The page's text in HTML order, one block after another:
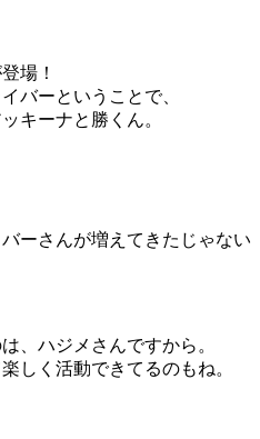
場！
バーということで、
キーナと勝くん。
さんが増えてきたじゃない
ハジメさんですから。
活動できてるのもね。